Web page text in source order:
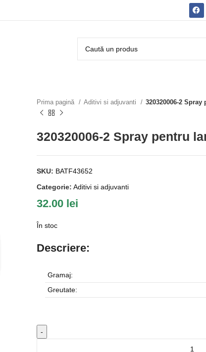
Prima pagină Aditivi si adjuvanti 320320006-2
320320006-2 Spray pentru
SKU: BATF43652
Categorie: Aditivi si adjuvanti
32.00 lei
În stoc
Descriere:
Gramaj:
Greutate: